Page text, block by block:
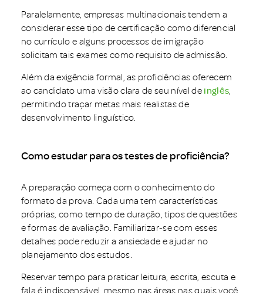
Paralelamente, empresas multinacionais tendem a
considerar esse tipo de certificação como diferencial
no currículo e alguns processos de imigração
solicitam tais exames como requisito de admissão.
Além da exigência formal, as proficiências oferecem
ao candidato uma visão clara de seu nível de inglês
permitindo traçar metas mais realistas de
desenvolvimento linguístico.
Como estudar para os testes de proficiência?
A preparação começa com o conhecimento do
formato da prova. Cada uma tem características
próprias, como tempo de duração, tipos de questões
e formas de avaliação. Familiarizar-se com esses
detalhes pode reduzir a ansiedade e ajudar no
planejamento dos estudos.
Reservar tempo para praticar leitura, escrita, escuta e
fala é indispensável, mesmo nas áreas nas quais você